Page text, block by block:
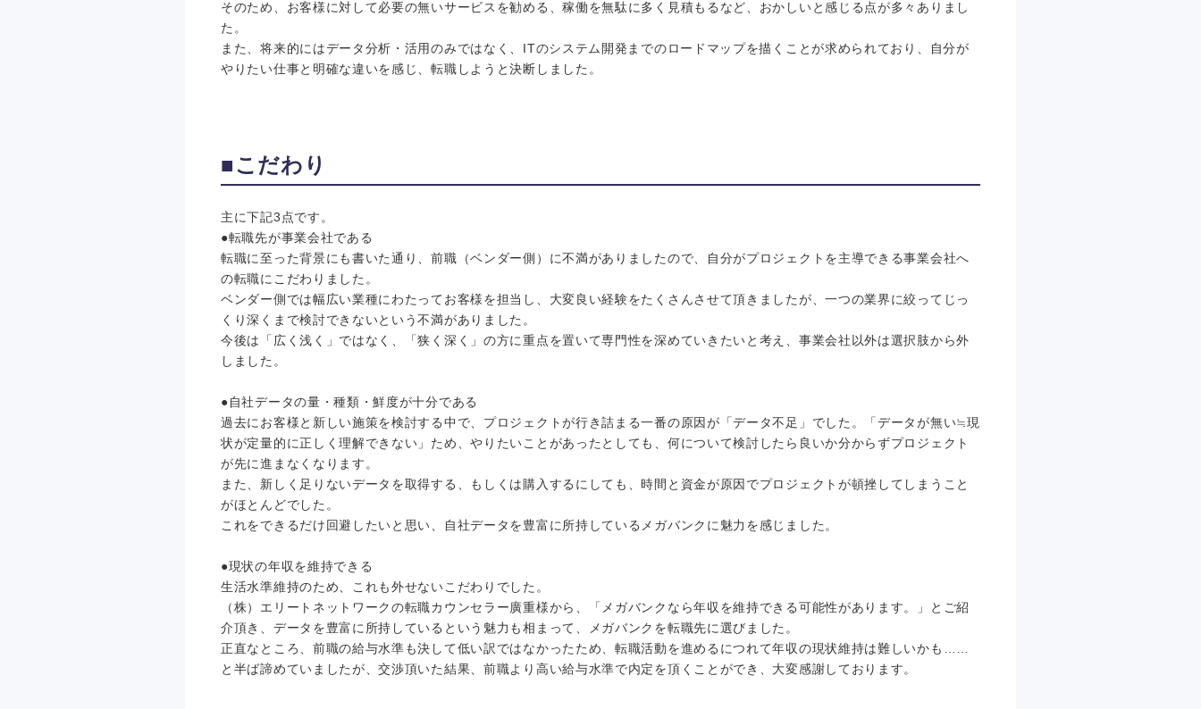
そのため、お客様に対して必要の無いサービスを勧める、稼働を無駄に多く見積もるなど、おかしいと感じる点が多々ありまし
た。
また、将来的にはデータ分析・活用のみではなく、ITのシステム開発までのロードマップを描くことが求められており、自分が
やりたい仕事と明確な違いを感じ、転職しようと決断しました。
■こだわり
主に下記3点です。
●転職先が事業会社である
転職に至った背景にも書いた通り、前職（ベンダー側）に不満がありましたので、自分がプロジェクトを主導できる事業会社へ
の転職にこだわりました。
ベンダー側では幅広い業種にわたってお客様を担当し、大変良い経験をたくさんさせて頂きましたが、一つの業界に絞ってじっ
くり深くまで検討できないという不満がありました。
今後は「広く浅く」ではなく、「狭く深く」の方に重点を置いて専門性を深めていきたいと考え、事業会社以外は選択肢から外
しました。
●自社データの量・種類・鮮度が十分である
過去にお客様と新しい施策を検討する中で、プロジェクトが行き詰まる一番の原因が「データ不足」でした。「データが無い≒現
状が定量的に正しく理解できない」ため、やりたいことがあったとしても、何について検討したら良いか分からずプロジェクト
が先に進まなくなります。
また、新しく足りないデータを取得する、もしくは購入するにしても、時間と資金が原因でプロジェクトが頓挫してしまうこと
がほとんどでした。
これをできるだけ回避したいと思い、自社データを豊富に所持しているメガバンクに魅力を感じました。
●現状の年収を維持できる
生活水準維持のため、これも外せないこだわりでした。
（株）エリートネットワークの転職カウンセラー廣重様から、「メガバンクなら年収を維持できる可能性があります。」とご紹
介頂き、データを豊富に所持しているという魅力も相まって、メガバンクを転職先に選びました。
正直なところ、前職の給与水準も決して低い訳ではなかったため、転職活動を進めるにつれて年収の現状維持は難しいかも……
と半ば諦めていましたが、交渉頂いた結果、前職より高い給与水準で内定を頂くことができ、大変感謝しております。